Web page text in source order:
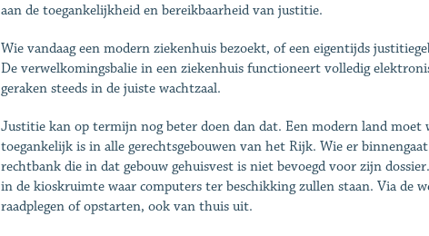
aan de toegankelijkheid en bereikbaarheid van justitie.
Wie vandaag een modern ziekenhuis bezoekt, of een eigentijds
De verwelkomingsbalie in een ziekenhuis functioneert volledig
geraken steeds in de juiste wachtzaal.
Justitie kan op termijn nog beter doen dan dat. Een modern land
toegankelijk is in alle gerechtsgebouwen van het Rijk. Wie er
rechtbank die in dat gebouw gehuisvest is niet bevoegd voor zijn
in de kioskruimte waar computers ter beschikking zullen staan. Via de
raadplegen of opstarten, ook van thuis uit.